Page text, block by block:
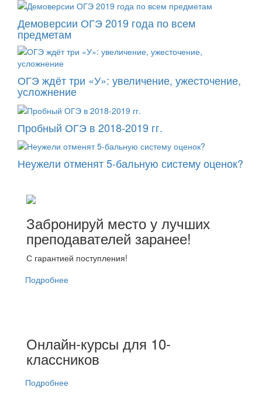
Демоверсии ОГЭ 2019 года по всем
предметам
ОГЭ ждёт три «У»: увеличение, ужесточение,
усложнение
Пробный ОГЭ в 2018-2019 гг.
Неужели отменят 5-бальную систему оценок?
Забронируй место у лучших
преподавателей заранее!
С гарантией поступления!
Подробнее
Онлайн-курсы для 10-
классников
Подробнее